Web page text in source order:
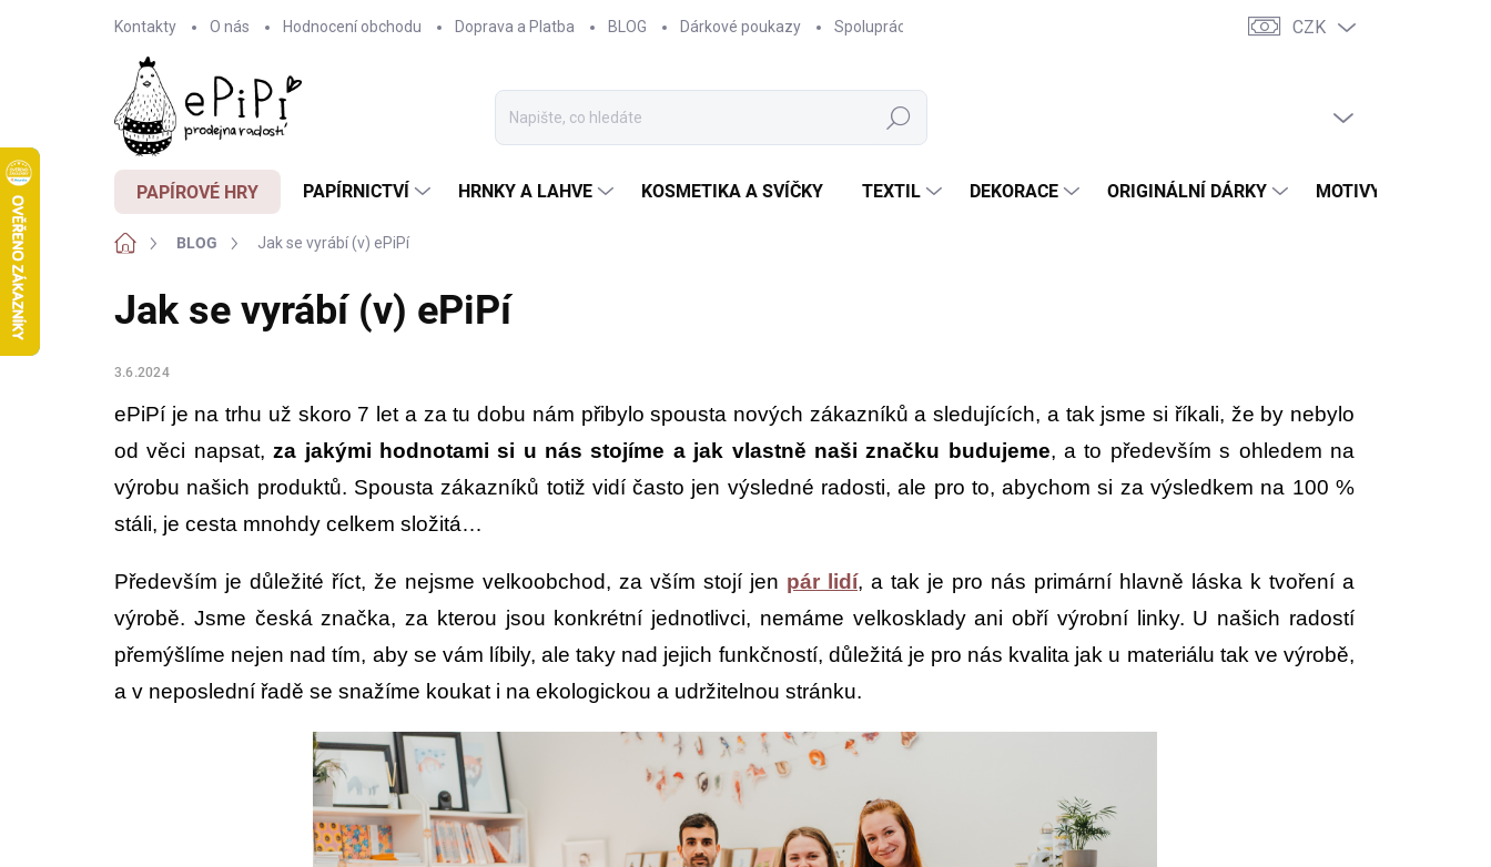
Kontakty O nás Hodnocení obchodu Doprava a Platba BLOG Dárkové poukazy Spolupráce Vrácení zboží a reklamace Trhy a prodejní akce
CZK
Hledat
PAPÍROVÉ HRY PAPÍRNICTVÍ HRNKY A LAHVE KOSMETIKA A SVÍČKY TEXTIL DEKORACE ORIGINÁLNÍ DÁRKY MOTIVY
Domů BLOG Jak se vyrábí (v) ePiPí
Jak se vyrábí (v) ePiPí
3.6.2024
ePiPí je na trhu už skoro 7 let a za tu dobu nám přibylo spousta nových zákazníků a sledujících, a tak jsme si říkali, že by nebylo
od věci napsat,za jakými hodnotami si u nás stojíme a jak vlastně naši značku budujeme, a to především s ohledem na
výrobu našich produktů. Spousta zákazníků totiž vidí často jen výsledné radosti, ale pro to, abychom si za výsledkem na 100 %
stáli, je cesta mnohdy celkem složitá…
Především je důležité říct, že nejsme velkoobchod, za vším stojí jen pár lidí, a tak je pro nás primární hlavně láska k tvoření a
výrobě. Jsme česká značka, za kterou jsou konkrétní jednotlivci, nemáme velkosklady ani obří výrobní linky. U našich radostí
přemýšlíme nejen nad tím, aby se vám líbily, ale taky nad jejich funkčností, důležitá je pro nás kvalita jak u materiálu tak ve výrobě,
a v neposlední řadě se snažíme koukat i na ekologickou a udržitelnou stránku.